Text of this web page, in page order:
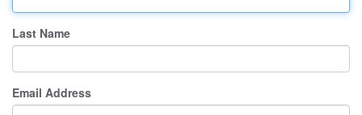
Last Name
Email Address